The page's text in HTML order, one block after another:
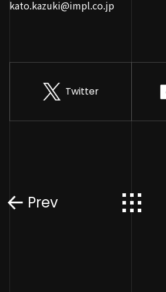
kato.kazuki@impl.co.jp
Twitter
Prev